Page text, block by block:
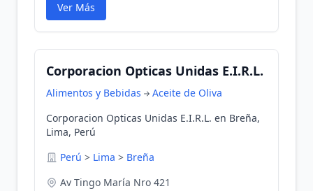
Ver Más
Corporacion Opticas Unidas E.I.R.L.
Alimentos y Bebidas
Aceite de Oliva
Corporacion Opticas Unidas E.I.R.L. en Breña,
Lima, Perú
Perú > Lima > Breña
Av Tingo María Nro 421